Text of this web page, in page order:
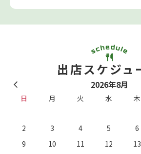
出店スケジュ
2026年8月
日 月 火 水 木
2
3 4 5 6
9
10 11 12 13